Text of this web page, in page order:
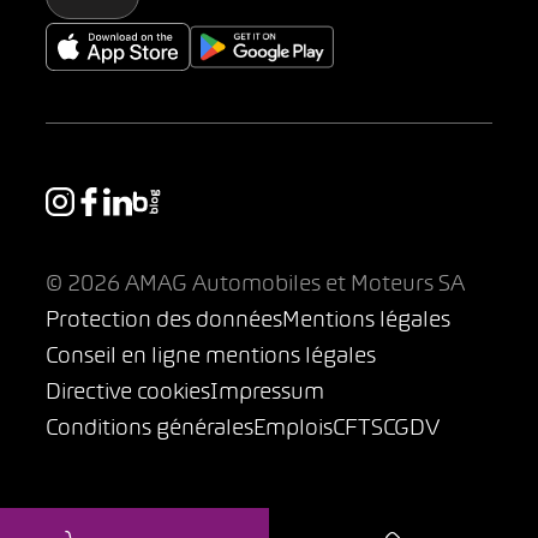
© 2026 AMAG Automobiles et Moteurs SA
Protection des donnéesMentions légales
Conseil en ligne mentions légales
Directive cookiesImpressum
Conditions généralesEmploisCFTSCGDV